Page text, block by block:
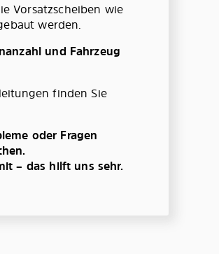
Vorsatzscheiben wie
werden.
und Fahrzeug
finden Sie
oder Fragen
– das hilft uns sehr.